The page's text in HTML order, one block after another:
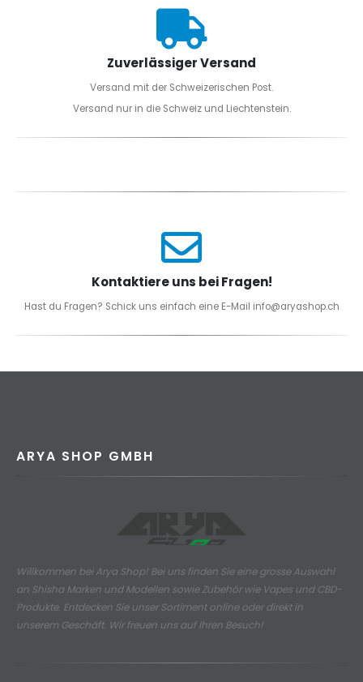
Zuverlässiger Versand
Versand mit der Schweizerischen Post.
Versand nur in die Schweiz und Liechtenstein.
Kontaktiere uns bei Fragen!
Hast du Fragen? Schick uns einfach eine E-Mail info@aryashop.ch
ARYA SHOP GMBH
Willkommen bei Arya Shop! Bei uns finden Sie eine grosse Auswahl
an Shisha Marken und Modellen sowie Zubehör wie Vapes und CBD-
Produkte. Entdecken Sie unser Sortiment online oder direkt in
unserem Geschäft. Wir freuen uns auf Ihren Besuch!